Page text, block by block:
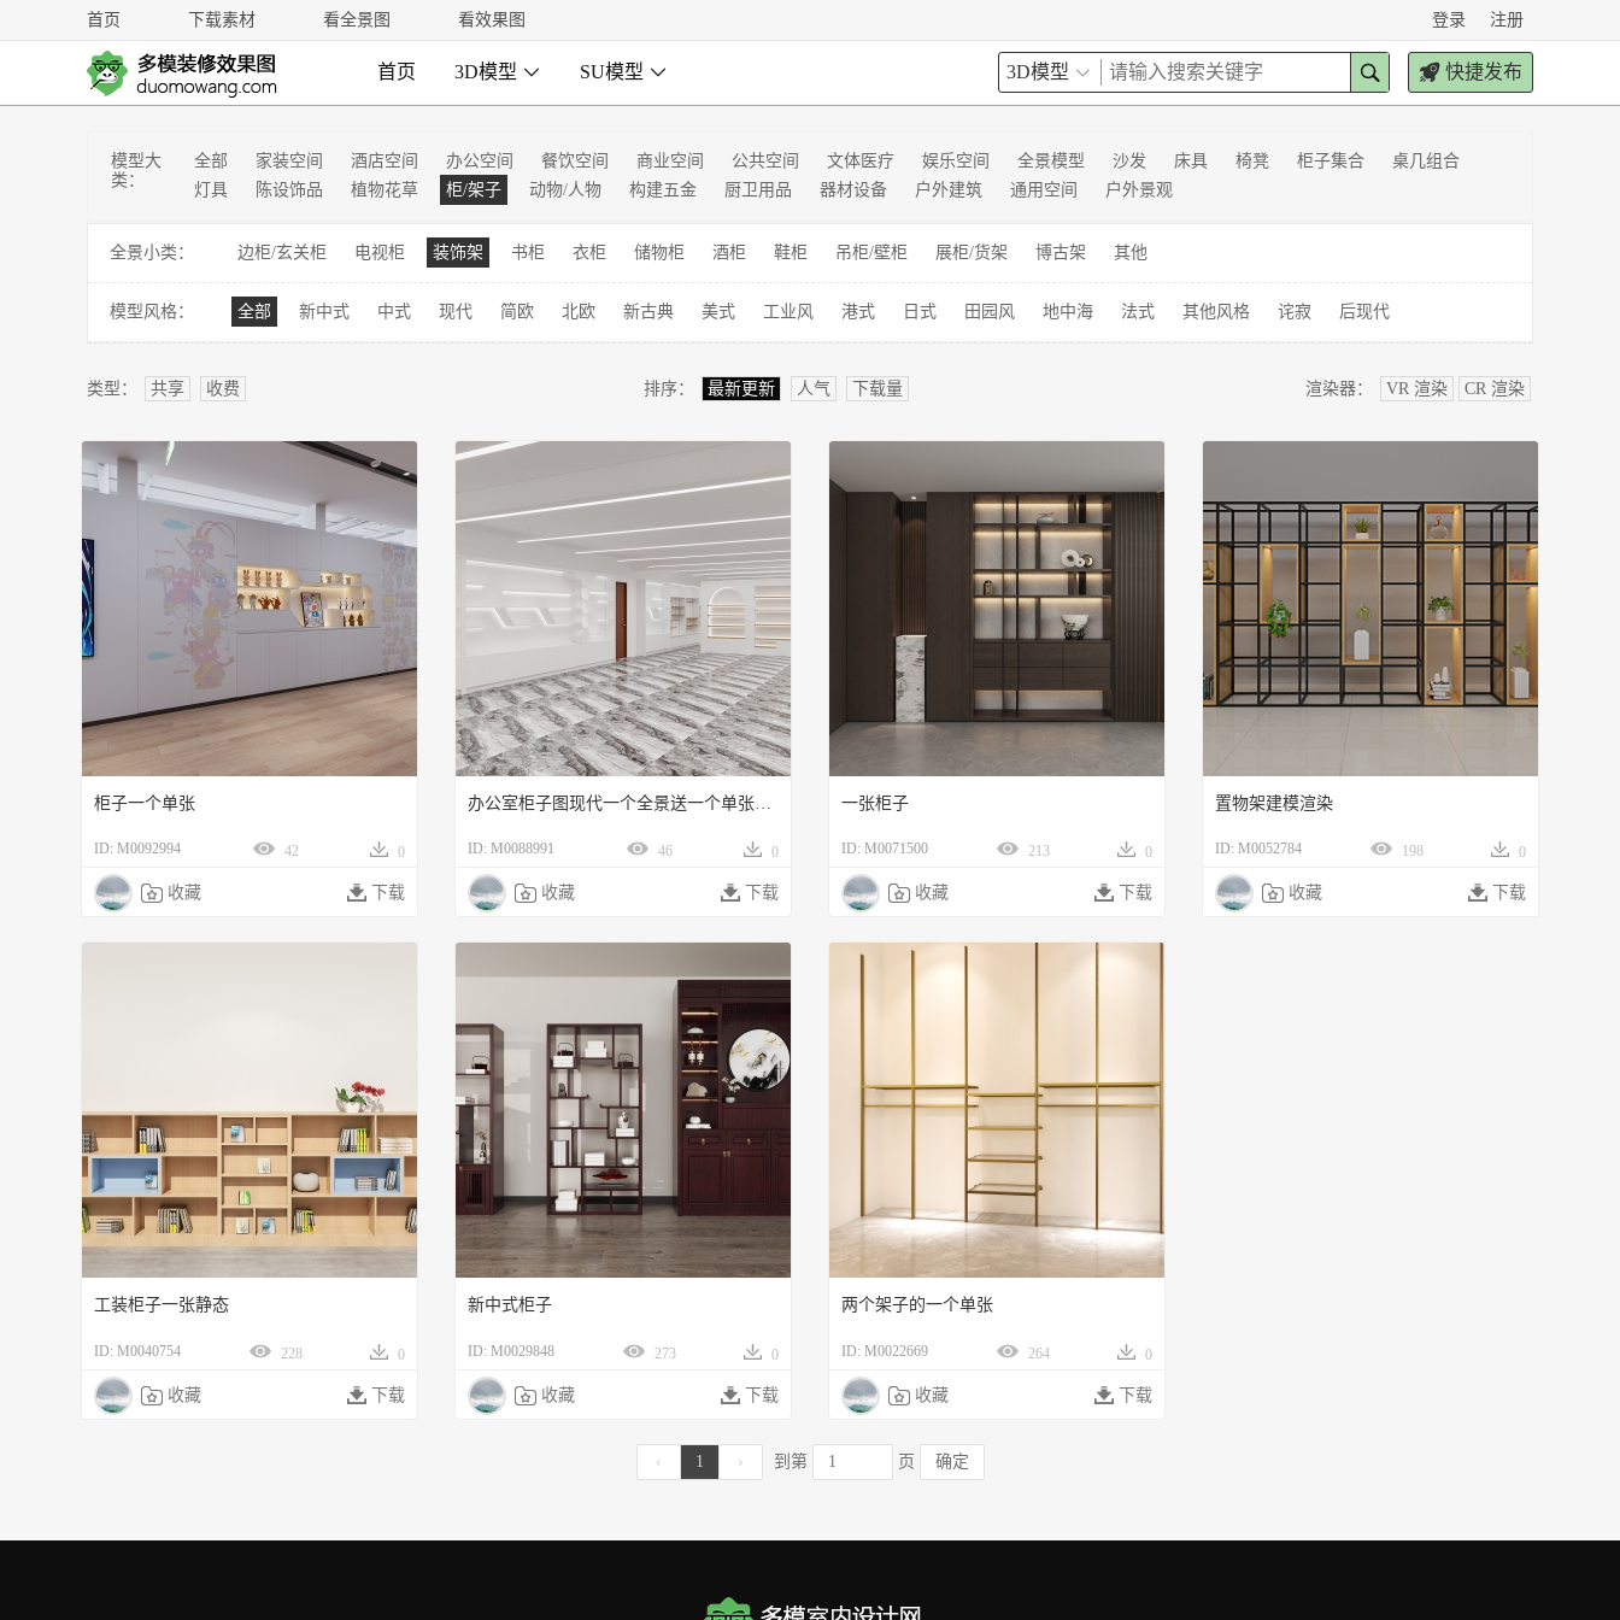
首页 下载素材 看全景图 看效果图 登录 注册
首页 3D模型  SU模型  3D模型 快捷发布
模型大
类：
全部 家装空间 酒店空间 办公空间 餐饮空间 商业空间 公共空间 文体医疗 娱乐空间 全景模型 沙发 床具 椅凳 柜子集合
桌几组合
灯具
陈设饰品 植物花草 柜/架子 动物/人物 构建五金 厨卫用品 器材设备 户外建筑 通用空间 户外景观
全景小类： 边柜/玄关柜 电视柜 装饰架 书柜 衣柜 储物柜 酒柜 鞋柜 吊柜/壁柜 展柜/货架 博古架 其他
模型风格： 全部 新中式 中式 现代 简欧 北欧 新古典 美式 工业风 港式 日式 田园风 地中海 法式 其他风格 诧寂 后现代
类型： 共享 收费 排序： 最新更新 人气 下载量 渲染器： VR 渲染 CR 渲染
柜子一个单张
ID: M0092994 42 0
 收藏  下载
办公室柜子图现代一个全景送一个单张（一月尾款）
ID: M0088991 46 0
 收藏  下载
一张柜子
ID: M0071500 213 0
 收藏  下载
置物架建模渲染
ID: M0052784 198 0
 收藏  下载
工装柜子一张静态
ID: M0040754 228 0
 收藏  下载
新中式柜子
ID: M0029848 273 0
 收藏  下载
两个架子的一个单张
ID: M0022669 264 0
 收藏  下载
‹ 1 › 到第 页